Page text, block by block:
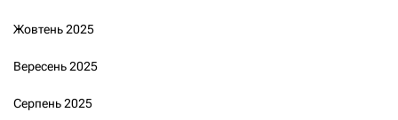
Жовтень 2025
Вересень 2025
Серпень 2025